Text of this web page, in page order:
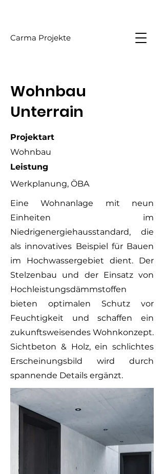
Carma Projekte
Wohnbau
Unterrain
Projektart
Wohnbau
Leistung
Werkplanung, ÖBA
Eine Wohnanlage mit neun
Einheiten im
Niedrigenergiehausstandard, die
als innovatives Beispiel für Bauen
im Hochwassergebiet dient. Der
Stelzenbau und der Einsatz von
Hochleistungsdämmstoffen
bieten optimalen Schutz vor
Feuchtigkeit und schaffen ein
zukunftsweisendes Wohnkonzept.
Sichtbeton & Holz, ein schlichtes
Erscheinungsbild wird durch
spannende Details ergänzt.